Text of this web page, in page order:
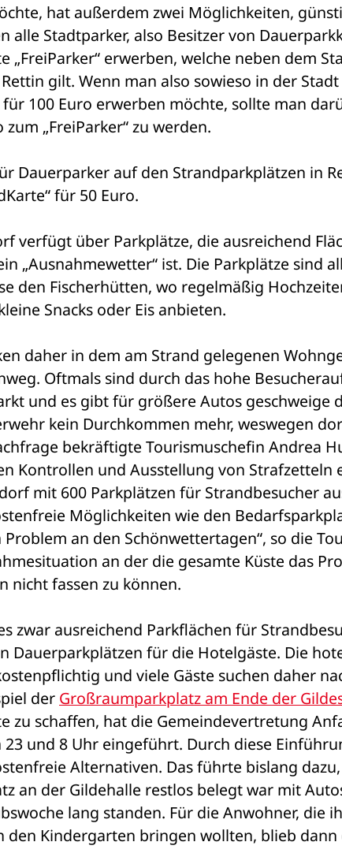
hat außerdem zwei Möglichkeiten,
alle Stadtparker, also Besitzer von
„FreiParker“ erwerben, welche neben dem
gilt. Wenn man also sowieso in der
100 Euro erwerben möchte, sollte man
„FreiParker“ zu werden.
Dauerparker auf den Strandparkplätzen in
für 50 Euro.
verfügt über Parkplätze, die ausreichend
„Ausnahmewetter“ ist. Die Parkplätze sind
den Fischerhütten, wo regelmäßig
Snacks oder Eis anbieten.
daher in dem am Strand gelegenen
Oftmals sind durch das hohe
und es gibt für größere Autos geschweige
kein Durchkommen mehr, weswegen
bekräftigte Tourismuschefin Andrea
Kontrollen und Ausstellung von Strafzetteln
mit 600 Parkplätzen für Strandbesucher
Möglichkeiten wie den
Problem an den Schönwettertagen“, so die
an der die gesamte Küste das
nicht fassen zu können.
zwar ausreichend Parkflächen für
Dauerparkplätzen für die Hotelgäste. Die
und viele Gäste suchen daher
der Großraumparkplatz am Ende der
zu schaffen, hat die Gemeindevertretung
und 8 Uhr eingeführt. Durch diese
Alternativen. Das führte bislang
an der Gildehalle restlos belegt war mit
lang standen. Für die Anwohner, die
den Kindergarten bringen wollten, blieb